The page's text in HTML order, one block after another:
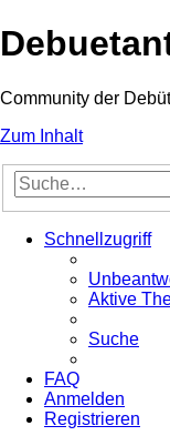
Community der
Zum Inhalt
Schnellzugriff
Aktive
Suche
FAQ
Anmelden
Registrieren